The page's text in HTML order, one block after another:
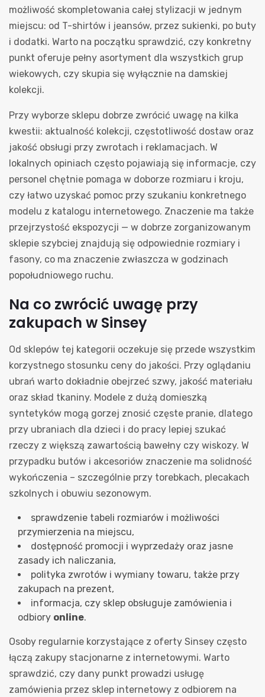
możliwość skompletowania całej stylizacji w jednym
miejscu: od T-shirtów i jeansów, przez sukienki, po buty
i dodatki. Warto na początku sprawdzić, czy konkretny
punkt oferuje pełny asortyment dla wszystkich grup
wiekowych, czy skupia się wyłącznie na damskiej
kolekcji.
Przy wyborze sklepu dobrze zwrócić uwagę na kilka
kwestii: aktualność kolekcji, częstotliwość dostaw oraz
jakość obsługi przy zwrotach i reklamacjach. W
lokalnych opiniach często pojawiają się informacje, czy
personel chętnie pomaga w doborze rozmiaru i kroju,
czy łatwo uzyskać pomoc przy szukaniu konkretnego
modelu z katalogu internetowego. Znaczenie ma także
przejrzystość ekspozycji — w dobrze zorganizowanym
sklepie szybciej znajdują się odpowiednie rozmiary i
fasony, co ma znaczenie zwłaszcza w godzinach
popołudniowego ruchu.
Na co zwrócić uwagę przy
zakupach w Sinsey
Od sklepów tej kategorii oczekuje się przede wszystkim
korzystnego stosunku ceny do jakości. Przy oglądaniu
ubrań warto dokładnie obejrzeć szwy, jakość materiału
oraz skład tkaniny. Modele z dużą domieszką
syntetyków mogą gorzej znosić częste pranie, dlatego
przy ubraniach dla dzieci i do pracy lepiej szukać
rzeczy z większą zawartością bawełny czy wiskozy. W
przypadku butów i akcesoriów znaczenie ma solidność
wykończenia – szczególnie przy torebkach, plecakach
szkolnych i obuwiu sezonowym.
sprawdzenie tabeli rozmiarów i możliwości
przymierzenia na miejscu,
dostępność promocji i wyprzedaży oraz jasne
zasady ich naliczania,
polityka zwrotów i wymiany towaru, także przy
zakupach na prezent,
informacja, czy sklep obsługuje zamówienia i
odbiory online.
Osoby regularnie korzystające z oferty Sinsey często
łączą zakupy stacjonarne z internetowymi. Warto
sprawdzić, czy dany punkt prowadzi usługę
zamówienia przez sklep internetowy z odbiorem na